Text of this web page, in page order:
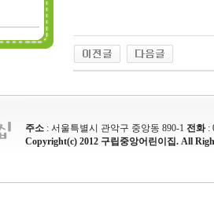
주소 : 서울특별시 관악구 중앙동 890-1 전화:
Copyright(c) 2012 구립중앙어린이집. All